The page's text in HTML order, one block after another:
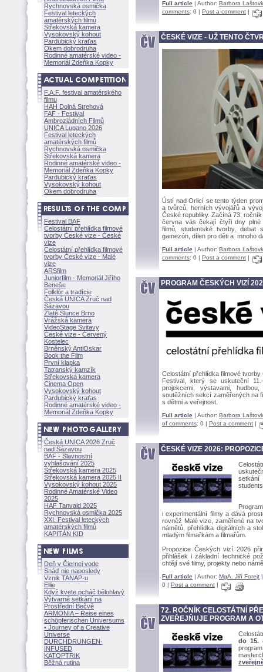
Rychnovská osmička
Festival leteckých
amatérských filmů
Střekovská kamera
Vysokovský kohout
Pardubický kraťas
Okem dobrodruha
Rodinné amatérské video -
Memoriál Zdeňka Kopky
F.A.F. festival amatérského
filmu
HAH Dolná Strehov
FAF - Festival
Ambroziádních Filmů
UNICA Lugano 2026
Festival leteckých
amatérských filmů
Rychnovská osmička
Střekovská kamera
Rodinné amatérské video -
Memoriál Zdeňka Kopky
Pardubický kraťas
Vysokovský kohout
Okem dobrodruha
Festival BAF
Celostátní přehlídka filmové
tvorby České vize - České
vize
Celostátní přehlídka filmové
tvorby České vize - Malé
vize
ARSfilm
Juniorfilm - Memoriál Jiřího
Beneše
Folklór a tradície
Česká UNICA Zruč nad
Sázavou
Zlaté Slunce Brno
Vrážská kamera
VideoStage Svitavy
České vize - Červený
Kostelec
Brněnský AntiOskar
Book the Film
První klapka
Tatranský kamzík
Střekovská kamera
Cinema Open
Vysokovský kohout
Pardubický kraťas
Rodinné amatérské video -
Memoriál Zdeňka Kopky
Česká UNICA 2026 Zruč
nad Sázavou
BAF - Slavnostní
vyhlašování 2025
Střekovská kamera 2025
Střekovská kamera 2025 II
Vysokovský kohout 2025
Rodinné Amatérské Video
2025
HAF Tanvald 2025
Rychnovská osmička 2025
XXI. Festival leteckých
amatérských filmů
KAPITÁN KID
Deň v Čiernej vode
Snáď nie naposledy
Vznik TANAP-u
Ellie
Když kvete pcháč bělohlavý
Výtvarné setkání na
Prostřední Bečvě
ARMONÍA – Reise eines
schöpferischen Universums
• Journey of a Creative
Universe
DURCHDRUNGEN·
INFUSED
KATOPTRIK
Běžná rutina
Full article | Author: Barbora
comments: 0 | Post a comment |
ČESKÉ VIZE - UŽ TENTO
Ústí nad Orlicí se tento týden
a tvůrců, herních vývojářů a
České republiky. Začíná 73.
června vás čekají čtyři dny plné
filmů, studentské tvorby, debat
gamezón, dílen pro děti a mnoho
Full article | Author: Barbora
comments: 0 | Post a comment |
PROGRAM ČESKÝCH VIZÍ
Celostátní přehlídka filmové
Festival, který se uskuteční
projekcemi, výstavami,
soutěžních sekcí zaměřených na
s dětmi a veřejnost.
Full article | Author: Barbora
of comments: 0 | Post a comment |
ČESKÉ VIZE 2026:
setkání
i experimentální filmy a dává
rovněž Malé vize, zaměřené na
námětů, přehlídka digitálních a
mladým filmařkám a filmařům.
Propozice Českých vizí 2026
přihlášek i základní technické
chtějí své filmy, projekty nebo
Full article | Author: MgA. Jiří Forejt
0 | Post a comment |
72. ROČNÍK CELOSTÁTNÍ
ZVEŘEJŇUJE PROGRAM A
do 15.